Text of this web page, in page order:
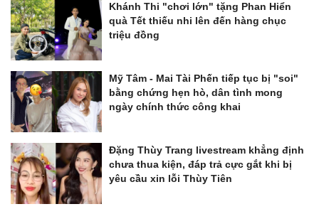
Khánh Thi "chơi lớn" tặng Phan Hiển
quà Tết thiếu nhi lên đến hàng chục
triệu đồng
Mỹ Tâm - Mai Tài Phến tiếp tục bị "soi"
bằng chứng hẹn hò, dân tình mong
ngày chính thức công khai
Đặng Thùy Trang livestream khẳng định
chưa thua kiện, đáp trả cực gắt khi bị
yêu cầu xin lỗi Thùy Tiên